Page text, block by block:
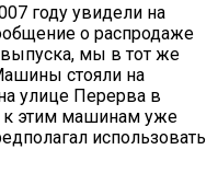
году увидели на
о распродаже
мы в тот же
стояли на
улице Перерва в
к этим машинам уже
использовать